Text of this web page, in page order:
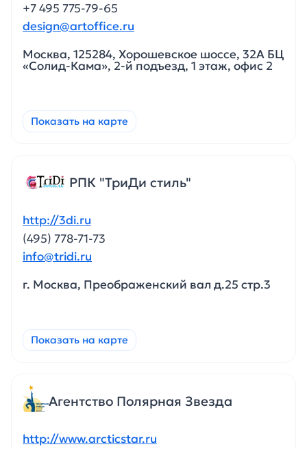
+7 495 775-79-65
design@artoffice.ru
Москва, 125284, Хорошевское шоссе, 32А БЦ
«Солид-Кама», 2-й подъезд, 1 этаж, офис 2
Показать на карте
РПК "ТриДи стиль"
http://3di.ru
(495) 778-71-73
info@tridi.ru
г. Москва, Преображенский вал д.25 стр.3
Показать на карте
Агентство Полярная Звезда
http://www.arcticstar.ru